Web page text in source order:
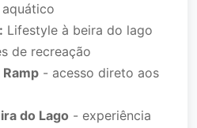
Lifestyle à beira do lago
de recreação
- acesso direto aos
do Lago - experiência